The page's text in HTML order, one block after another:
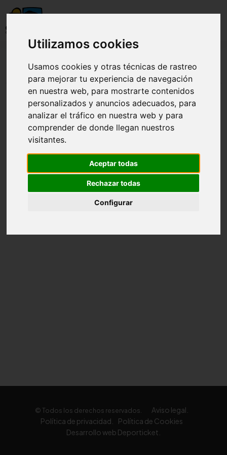
Utilizamos cookies
Usamos cookies y otras técnicas de rastreo
para mejorar tu experiencia de navegación
en nuestra web, para mostrarte contenidos
personalizados y anuncios adecuados, para
analizar el tráfico en nuestra web y para
comprender de donde llegan nuestros
visitantes.
Aceptar todas
Rechazar todas
Configurar
Arte
Visita Observatorio Arte y Exposición Arte
© Todos los derechos reservados.
Aviso legal.
Política de privacidad.
Política de Cookies
Desarrollo web Deporticket.